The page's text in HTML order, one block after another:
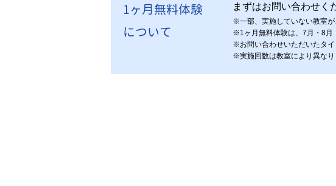
1ヶ月無料体験
について
まずはお問い合わせく
※一部、実施していない教室が
※1ヶ月無料体験は、7月・8月
※お問い合わせいただいたタ
※実施回数は教室により異な